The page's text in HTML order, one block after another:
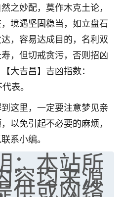
之妙配，莫作木克土论，
境遇坚固稳当，如立盘石
，容易达成目的，名利双
，但切戒贪污，否则招凶
大吉昌】吉凶指数：
表。
这里，一定要注意梦见亲
以免引起不必要的麻烦，
系小编。
：本站所
容均来源
供或网络
也是朋友介绍，找到慧来老
事，做梦再也没有梦到过
半疑的，图个心安，给亡母
人不信也不行。
11
这些很感兴趣
15